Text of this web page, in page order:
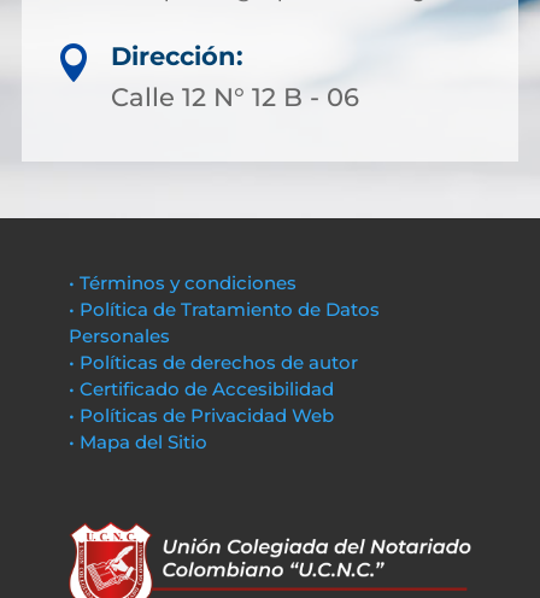

Dirección:
Calle 12 N° 12 B - 06
• Términos y condiciones
• Política de Tratamiento de Datos
Personales
• Políticas de derechos de autor
• Certificado de Accesibilidad
• Políticas de Privacidad Web
• Mapa del Sitio